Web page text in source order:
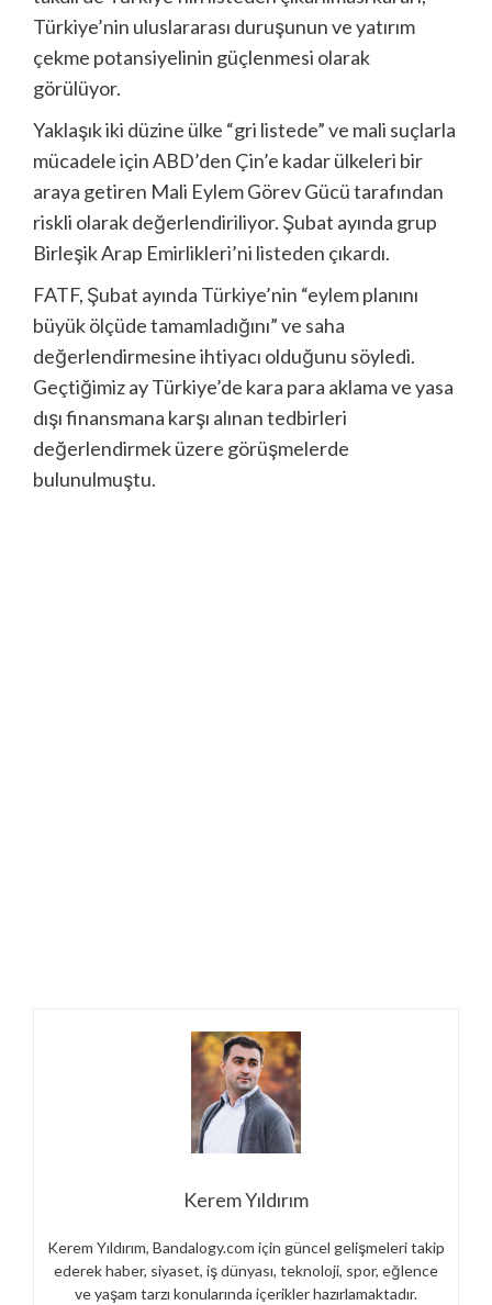
Türkiye’nin uluslararası duruşunun ve yatırım
çekme potansiyelinin güçlenmesi olarak
görülüyor.
Yaklaşık iki düzine ülke “gri listede” ve mali suçlarla
mücadele için ABD’den Çin’e kadar ülkeleri bir
araya getiren Mali Eylem Görev Gücü tarafından
riskli olarak değerlendiriliyor. Şubat ayında grup
Birleşik Arap Emirlikleri’ni listeden çıkardı.
FATF, Şubat ayında Türkiye’nin “eylem planını
büyük ölçüde tamamladığını” ve saha
değerlendirmesine ihtiyacı olduğunu söyledi.
Geçtiğimiz ay Türkiye’de kara para aklama ve yasa
dışı finansmana karşı alınan tedbirleri
değerlendirmek üzere görüşmelerde
bulunulmuştu.
Kerem Yıldırım
Kerem Yıldırım, Bandalogy.com için güncel gelişmeleri takip
ederek haber, siyaset, iş dünyası, teknoloji, spor, eğlence
ve yaşam tarzı konularında içerikler hazırlamaktadır.